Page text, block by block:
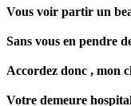
Vous voir partir un
Sans vous en pendre
Accordez donc , mon
Votre demeure